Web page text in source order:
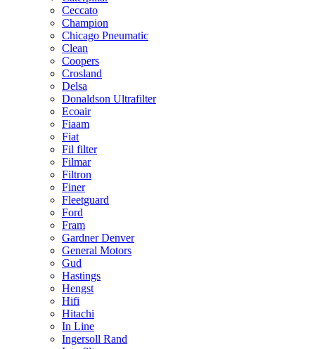
Ceccato
Champion
Chicago Pneumatic
Clean
Coopers
Crosland
Delsa
Donaldson Ultrafilter
Ecoair
Fiaam
Fiat
Fil filter
Filmar
Filtron
Finer
Fleetguard
Ford
Fram
Gardner Denver
General Motors
Gud
Hastings
Hengst
Hifi
Hitachi
In Line
Ingersoll Rand